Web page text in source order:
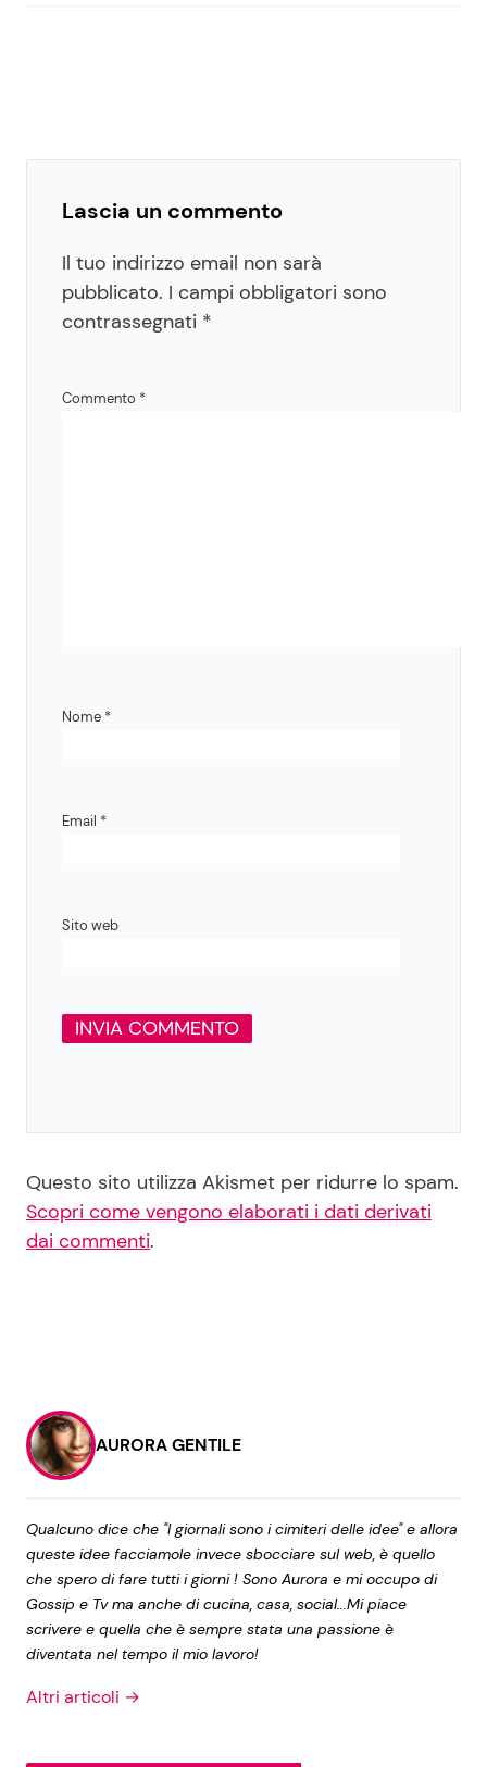
Lascia un commento
Il tuo indirizzo email non sarà
pubblicato. I campi obbligatori sono
contrassegnati *
Commento *
Nome *
Email *
Sito web
Questo sito utilizza Akismet per ridurre lo spam.
Scopri come vengono elaborati i dati derivati
dai commenti.
AURORA GENTILE
Qualcuno dice che "I giornali sono i cimiteri delle idee" e allora
queste idee facciamole invece sbocciare sul web, è quello
che spero di fare tutti i giorni ! Sono Aurora e mi occupo di
Gossip e Tv ma anche di cucina, casa, social...Mi piace
scrivere e quella che è sempre stata una passione è
diventata nel tempo il mio lavoro!
Altri articoli →